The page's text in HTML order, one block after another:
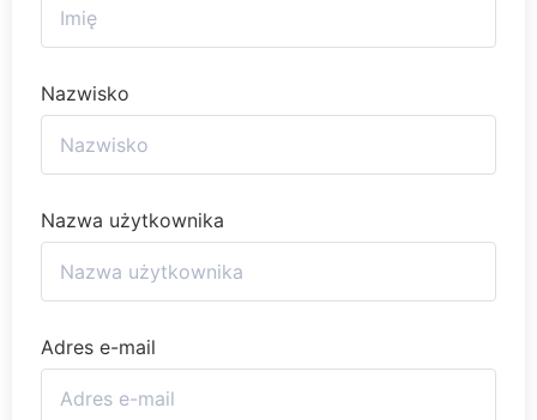
Nazwisko
Nazwa użytkownika
Adres e-mail